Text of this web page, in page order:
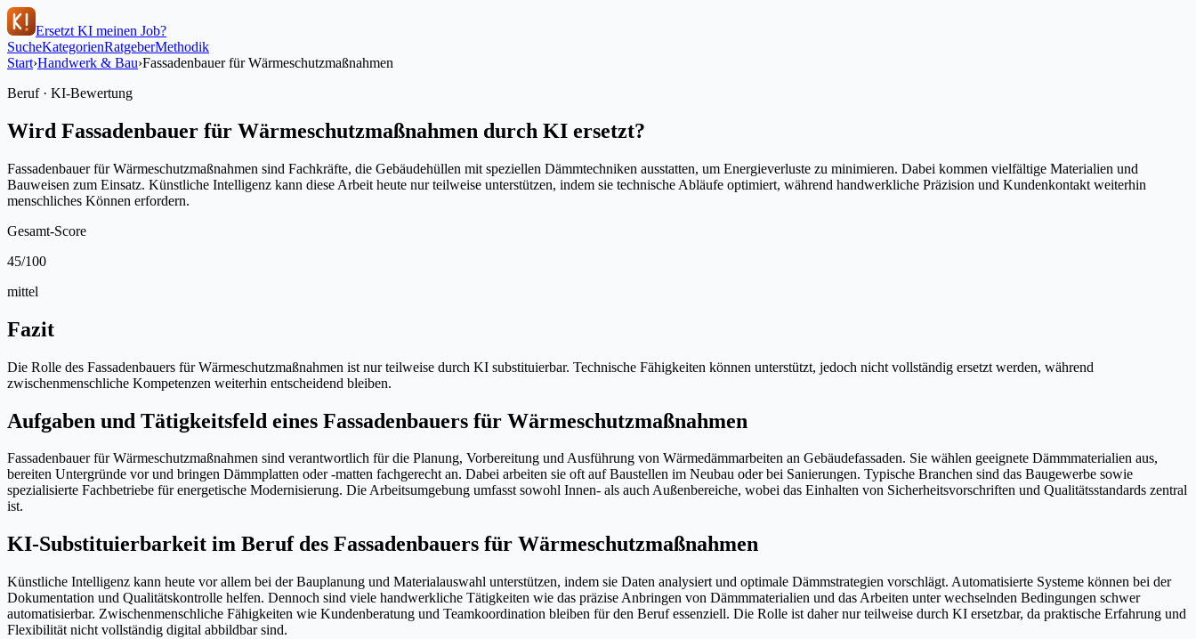
Ersetzt KI meinen Job?
SucheKategorienRatgeberMethodik
Start›Handwerk & Bau›Fassadenbauer für Wärmeschutzmaßnahmen
Beruf · KI-Bewertung
Wird Fassadenbauer für Wärmeschutzmaßnahmen durch KI ersetzt?
Fassadenbauer für Wärmeschutzmaßnahmen sind Fachkräfte, die Gebäudehüllen mit speziellen Dämmtechniken ausstatten, um Energieverluste zu minimieren. Dabei kommen vielfältige Materialien und
Bauweisen zum Einsatz. Künstliche Intelligenz kann diese Arbeit heute nur teilweise unterstützen, indem sie technische Abläufe optimiert, während handwerkliche Präzision und Kundenkontakt weiterhin
menschliches Können erfordern.
Gesamt-Score
45/100
mittel
Fazit
Die Rolle des Fassadenbauers für Wärmeschutzmaßnahmen ist nur teilweise durch KI substituierbar. Technische Fähigkeiten können unterstützt, jedoch nicht vollständig ersetzt werden, während
zwischenmenschliche Kompetenzen weiterhin entscheidend bleiben.
Aufgaben und Tätigkeitsfeld eines Fassadenbauers für Wärmeschutzmaßnahmen
Fassadenbauer für Wärmeschutzmaßnahmen sind verantwortlich für die Planung, Vorbereitung und Ausführung von Wärmedämmarbeiten an Gebäudefassaden. Sie wählen geeignete Dämmmaterialien aus,
bereiten Untergründe vor und bringen Dämmplatten oder -matten fachgerecht an. Dabei arbeiten sie oft auf Baustellen im Neubau oder bei Sanierungen. Typische Branchen sind das Baugewerbe sowie
spezialisierte Fachbetriebe für energetische Modernisierung. Die Arbeitsumgebung umfasst sowohl Innen- als auch Außenbereiche, wobei das Einhalten von Sicherheitsvorschriften und Qualitätsstandards zentral
ist.
KI-Substituierbarkeit im Beruf des Fassadenbauers für Wärmeschutzmaßnahmen
Künstliche Intelligenz kann heute vor allem bei der Bauplanung und Materialauswahl unterstützen, indem sie Daten analysiert und optimale Dämmstrategien vorschlägt. Automatisierte Systeme können bei der
Dokumentation und Qualitätskontrolle helfen. Dennoch sind viele handwerkliche Tätigkeiten wie das präzise Anbringen von Dämmmaterialien und das Arbeiten unter wechselnden Bedingungen schwer
automatisierbar. Zwischenmenschliche Fähigkeiten wie Kundenberatung und Teamkoordination bleiben für den Beruf essenziell. Die Rolle ist daher nur teilweise durch KI ersetzbar, da praktische Erfahrung und
Flexibilität nicht vollständig digital abbildbar sind.